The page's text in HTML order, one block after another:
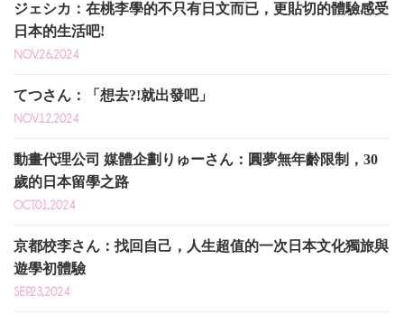
ジェシカ：在桃李學的不只有日文而已，更貼切的體驗感受
日本的生活吧!
NOV.26,2024
てつさん：「想去?!就出發吧」
NOV.12,2024
動畫代理公司 媒體企劃りゅーさん：圓夢無年齡限制，30
歲的日本留學之路
OCT.01,2024
京都校李さん：找回自己，人生超值的一次日本文化獨旅與
遊學初體驗
SEP.23,2024